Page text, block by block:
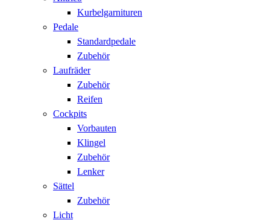
Kurbelgarnituren
Pedale
Standardpedale
Zubehör
Laufräder
Zubehör
Reifen
Cockpits
Vorbauten
Klingel
Zubehör
Lenker
Sättel
Zubehör
Licht